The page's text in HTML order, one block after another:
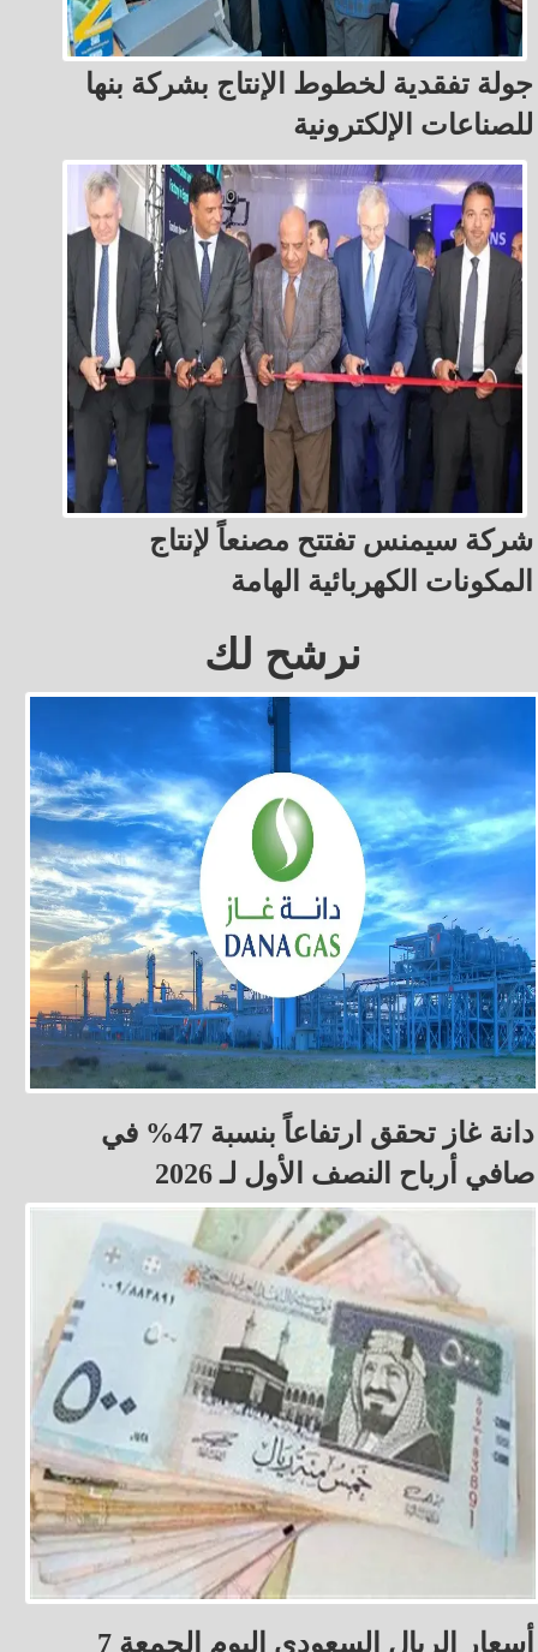
جولة تفقدية لخطوط الإنتاج بشركة بنها
للصناعات الإلكترونية
شركة سيمنس تفتتح مصنعاً لإنتاج
المكونات الكهربائية الهامة
نرشح لك
دانة غاز تحقق ارتفاعاً بنسبة 47% في
صافي أرباح النصف الأول لـ 2026
أسعار الريال السعودي اليوم الجمعة 7